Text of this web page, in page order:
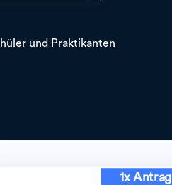
und Praktikanten
1x Antrag